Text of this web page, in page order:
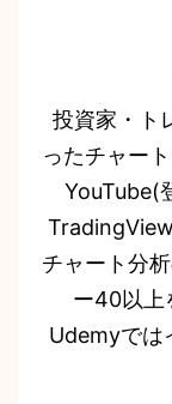
投資家・ト
ったチャー
YouTube(
チャート分
ー40以上
Udemyでは